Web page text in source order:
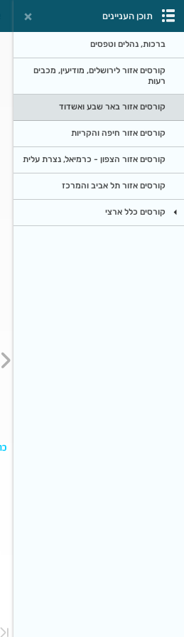
תוכן העניינים
ברכות, נהלים וטפסים
קורסים אזור לירושלים, מודיעין, מכבים
רעות
קורסים אזור באר שבע ואשדוד
קורסים אזור חיפה והקריות
קורסים אזור הצפון - כרמיאל, נצרת עלית
קורסים אזור תל אביב והמרכז
קורסים כלל ארצי